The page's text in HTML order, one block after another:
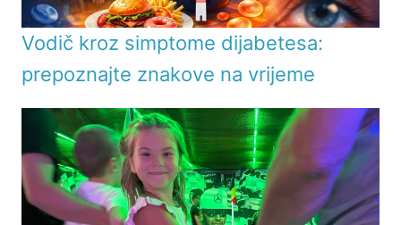
Vodič kroz simptome dijabetesa:
prepoznajte znakove na vrijeme